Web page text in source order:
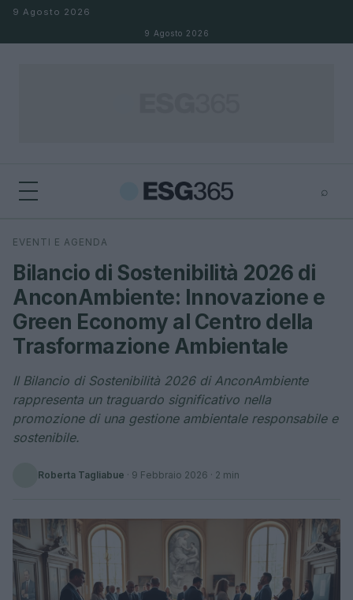
Salta al contenuto
9 Agosto 2026
9 Agosto 2026
⌕
Cerca
EVENTI E AGENDA
Bilancio di Sostenibilità 2026 di
AnconAmbiente: Innovazione e
Green Economy al Centro della
Trasformazione Ambientale
Il Bilancio di Sostenibilità 2026 di AnconAmbiente
rappresenta un traguardo significativo nella
promozione di una gestione ambientale responsabile e
sostenibile.
Roberta Tagliabue · 9 Febbraio 2026 · 2 min